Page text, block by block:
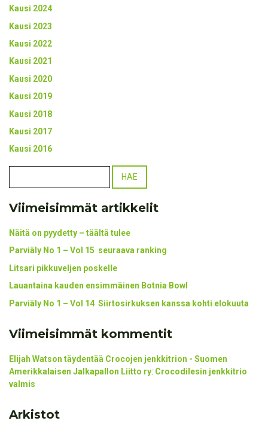
Kausi 2024
Kausi 2023
Kausi 2022
Kausi 2021
Kausi 2020
Kausi 2019
Kausi 2018
Kausi 2017
Kausi 2016
Viimeisimmät artikkelit
Näitä on pyydetty – täältä tulee
Parviäly No 1 – Vol 15 seuraava ranking
Litsari pikkuveljen poskelle
Lauantaina kauden ensimmäinen Botnia Bowl
Parviäly No 1 – Vol 14 Siirtosirkuksen kanssa kohti elokuuta
Viimeisimmät kommentit
Elijah Watson täydentää Crocojen jenkkitrion - Suomen
Amerikkalaisen Jalkapallon Liitto ry: Crocodilesin jenkkitrio
valmis
Arkistot